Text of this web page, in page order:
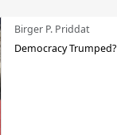
Birger P. Priddat
Democracy Trumped?